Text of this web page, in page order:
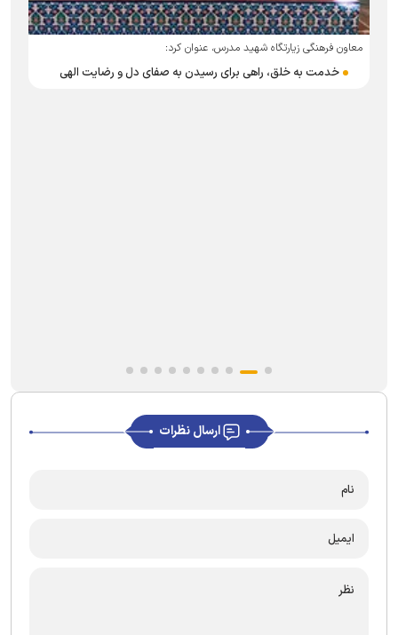
معاون فرهنگی زیارتگاه شهید مدرس، عنوان کرد:
خدمت به خلق، راهی برای رسیدن به صفای دل و رضایت الهی
ارسال نظرات